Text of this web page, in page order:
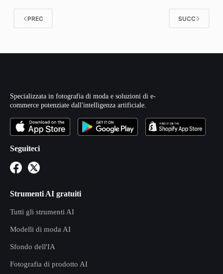
PREC SUCC
Specializzata in fotografia di moda e soluzioni di e-
commerce potenziate dall'intelligenza artificiale.
Seguiteci
Strumenti AI gratuiti
Tutti gli strumenti AI
Modelli di moda AI
Sfondo dell'IA
Fotografia di prodotto AI